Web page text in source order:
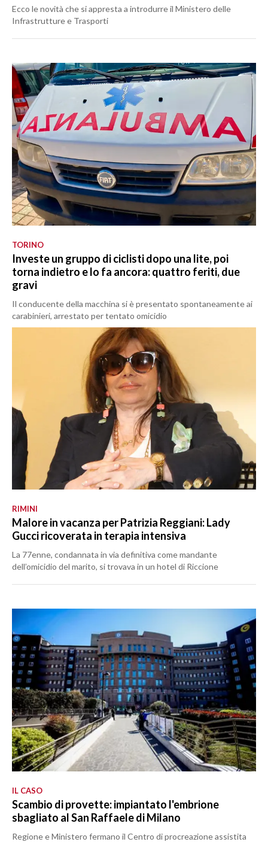
Ecco le novità che si appresta a introdurre il Ministero delle
Infrastrutture e Trasporti
TORINO
Investe un gruppo di ciclisti dopo una lite, poi
torna indietro e lo fa ancora: quattro feriti, due
gravi
Il conducente della macchina si è presentato spontaneamente ai
carabinieri, arrestato per tentato omicidio
RIMINI
Malore in vacanza per Patrizia Reggiani: Lady
Gucci ricoverata in terapia intensiva
La 77enne, condannata in via definitiva come mandante
dell’omicidio del marito, si trovava in un hotel di Riccione
IL CASO
Scambio di provette: impiantato l'embrione
sbagliato al San Raffaele di Milano
Regione e Ministero fermano il Centro di procreazione assistita